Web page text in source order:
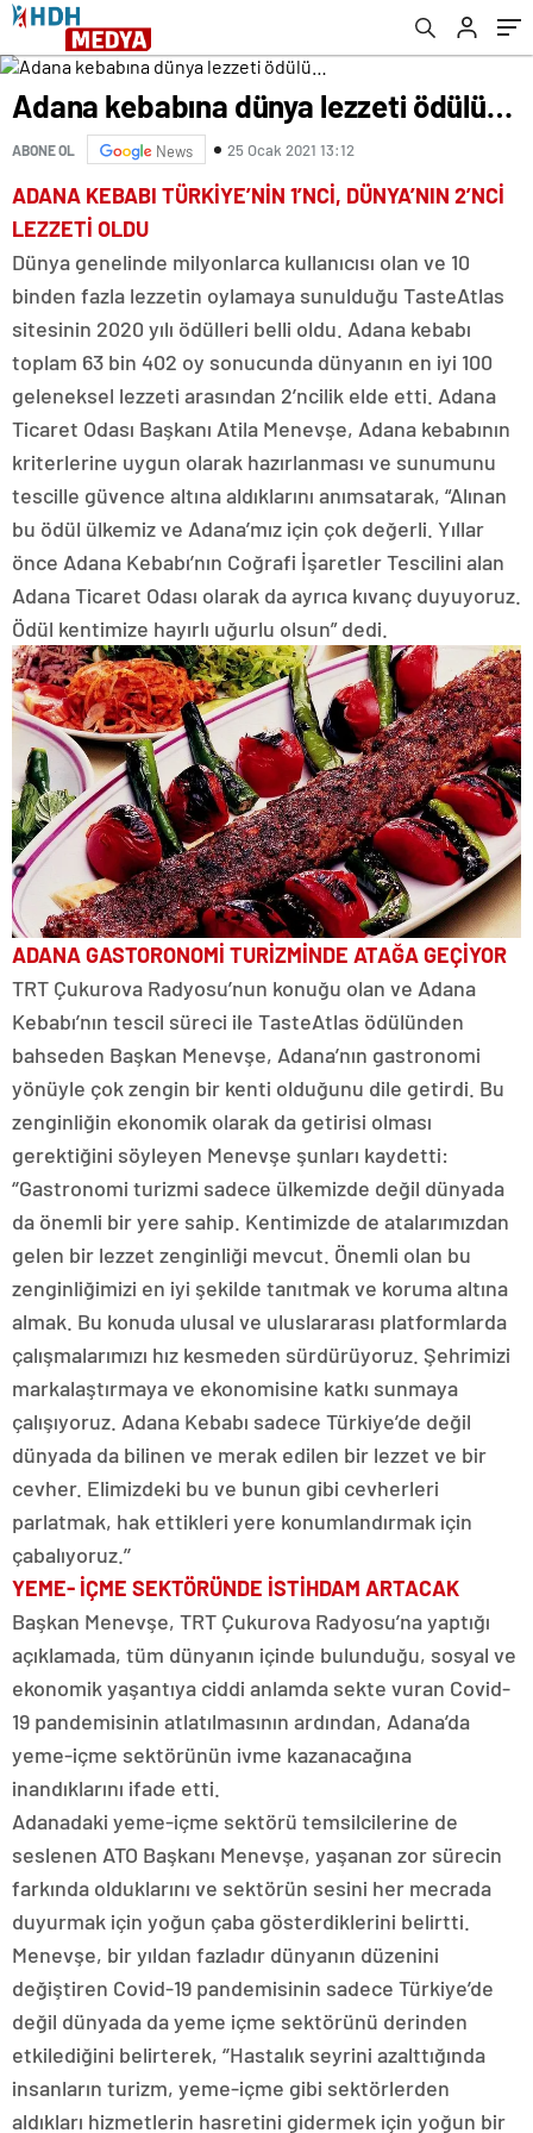
Adana kebabına dünya lezzeti ödülü…
ABONE OL News 25 Ocak 2021 13:12
ADANA KEBABI TÜRKİYE’NİN 1’NCİ, DÜNYA’NIN 2’NCİ
LEZZETİ OLDU
Dünya genelinde milyonlarca kullanıcısı olan ve 10
binden fazla lezzetin oylamaya sunulduğu TasteAtlas
sitesinin 2020 yılı ödülleri belli oldu. Adana kebabı
toplam 63 bin 402 oy sonucunda dünyanın en iyi 100
geleneksel lezzeti arasından 2’ncilik elde etti. Adana
Ticaret Odası Başkanı Atila Menevşe, Adana kebabının
kriterlerine uygun olarak hazırlanması ve sunumunu
tescille güvence altına aldıklarını anımsatarak, “Alınan
bu ödül ülkemiz ve Adana’mız için çok değerli. Yıllar
önce Adana Kebabı’nın Coğrafi İşaretler Tescilini alan
Adana Ticaret Odası olarak da ayrıca kıvanç duyuyoruz.
Ödül kentimize hayırlı uğurlu olsun” dedi.
ADANA GASTORONOMİ TURİZMİNDE ATAĞA GEÇİYOR
TRT Çukurova Radyosu’nun konuğu olan ve Adana
Kebabı’nın tescil süreci ile TasteAtlas ödülünden
bahseden Başkan Menevşe, Adana’nın gastronomi
yönüyle çok zengin bir kenti olduğunu dile getirdi. Bu
zenginliğin ekonomik olarak da getirisi olması
gerektiğini söyleyen Menevşe şunları kaydetti:
‘’Gastronomi turizmi sadece ülkemizde değil dünyada
da önemli bir yere sahip. Kentimizde de atalarımızdan
gelen bir lezzet zenginliği mevcut. Önemli olan bu
zenginliğimizi en iyi şekilde tanıtmak ve koruma altına
almak. Bu konuda ulusal ve uluslararası platformlarda
çalışmalarımızı hız kesmeden sürdürüyoruz. Şehrimizi
markalaştırmaya ve ekonomisine katkı sunmaya
çalışıyoruz. Adana Kebabı sadece Türkiye’de değil
dünyada da bilinen ve merak edilen bir lezzet ve bir
cevher. Elimizdeki bu ve bunun gibi cevherleri
parlatmak, hak ettikleri yere konumlandırmak için
çabalıyoruz.’’
YEME- İÇME SEKTÖRÜNDE İSTİHDAM ARTACAK
Başkan Menevşe, TRT Çukurova Radyosu’na yaptığı
açıklamada, tüm dünyanın içinde bulunduğu, sosyal ve
ekonomik yaşantıya ciddi anlamda sekte vuran Covid-
19 pandemisinin atlatılmasının ardından, Adana’da
yeme-içme sektörünün ivme kazanacağına
inandıklarını ifade etti.
Adanadaki yeme-içme sektörü temsilcilerine de
seslenen ATO Başkanı Menevşe, yaşanan zor sürecin
farkında olduklarını ve sektörün sesini her mecrada
duyurmak için yoğun çaba gösterdiklerini belirtti.
Menevşe, bir yıldan fazladır dünyanın düzenini
değiştiren Covid-19 pandemisinin sadece Türkiye’de
değil dünyada da yeme içme sektörünü derinden
etkilediğini belirterek, ‘’Hastalık seyrini azalttığında
insanların turizm, yeme-içme gibi sektörlerden
aldıkları hizmetlerin hasretini gidermek için yoğun bir